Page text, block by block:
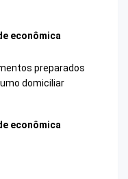
econômica
preparados
domiciliar
econômica